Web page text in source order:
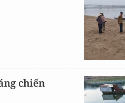
chiến